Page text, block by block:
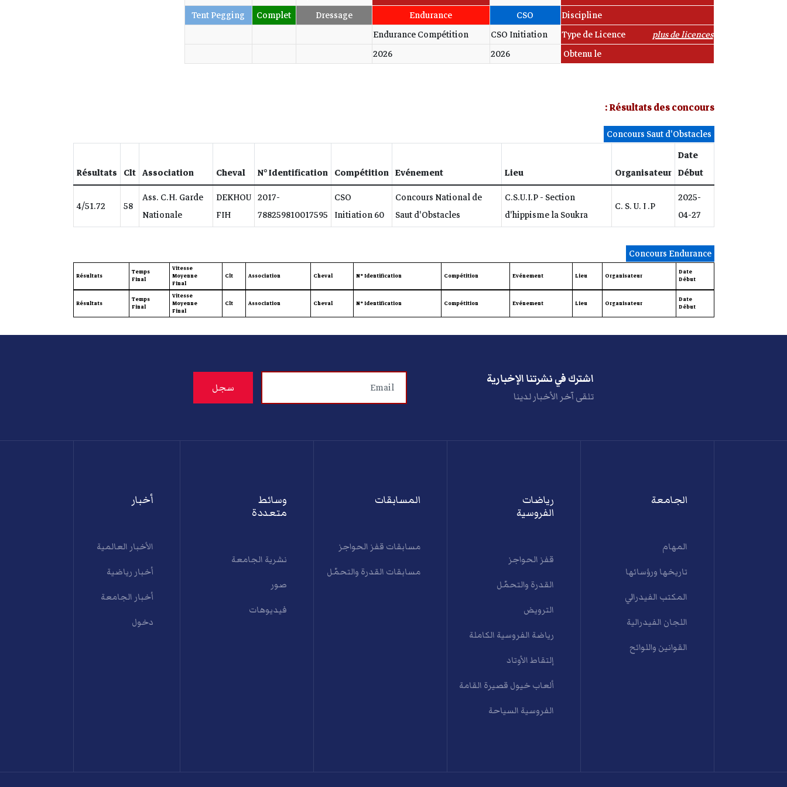
Discipline
CSO
Endurance
Dressage
Complet
Tent Pegging
Type de Licence
plus de licences
CSO Initiation
Endurance Compétition
Obtenu le
2026
2026
Résultats des concours :
Concours Saut d'Obstacles
Date
Début
Organisateur
Lieu
Evénement
Compétition
N° Identification
Cheval
Association
Clt
Résultats
2025-
04-27
C. S. U. I .P
C.S.U.I.P - Section
d'hippisme la Soukra
Concours National de
Saut d'Obstacles
CSO
Initiation 60
2017-
788259810017595
DEKHOU
FIH
Ass. C.H. Garde
Nationale
58
4/51.72
Concours Endurance
Date
Début
Organisateur
Lieu
Evénement
Compétition
N° Identification
Cheval
Association
Clt
Vitesse
Moyenne
Final
Temps
Final
Résultats
Date
Début
Organisateur
Lieu
Evénement
Compétition
N° Identification
Cheval
Association
Clt
Vitesse
Moyenne
Final
Temps
Final
Résultats
اشترك في نشرتنا الإخبارية
تلقى آخر الأخبار لدينا
الجامعة
المهام
تاريخها ورؤسائها
المكتب الفيدرالي
اللجان الفيدرالية
القوانين واللوائح
رياضات
الفروسية
قفز الحواجز
القدرة والتحمّل
الترويض
رياضة الفروسية الكاملة
إلتقاط الأوتاد
ألعاب خيول قصيرة القامة
الفروسية السياحة
المسابقات
مسابقات قفز الحواجز
مسابقات القدرة والتحمّل
وسائط
متعددة
نشرية الجامعة
صور
فيديوهات
أخبار
الأخبار العالمية
أخبار رياضية
أخبار الجامعة
دخول